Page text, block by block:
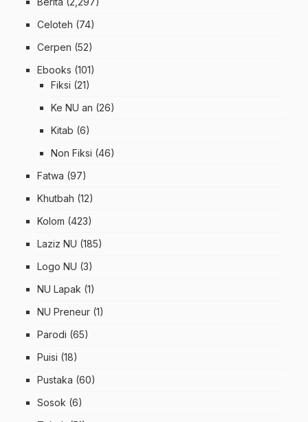
Celoteh (74)
Cerpen (52)
Ebooks (101)
Fiksi (21)
Ke NU an (26)
Kitab (6)
Non Fiksi (46)
Fatwa (97)
Khutbah (12)
Kolom (423)
Laziz NU (185)
Logo NU (3)
NU Lapak (1)
NU Preneur (1)
Parodi (65)
Puisi (18)
Pustaka (60)
Sosok (6)